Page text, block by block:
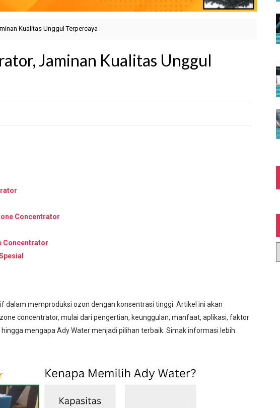
Kualitas Unggul Terpercaya
Jaminan Kualitas Unggul
Concentrator
Concentrator
dalam memproduksi ozon dengan konsentrasi tinggi. Artikel ini akan
concentrator, mulai dari pengertian, keunggulan, manfaat, aplikasi, faktor
mengapa Ady Water menjadi pilihan terbaik. Simak informasi lebih